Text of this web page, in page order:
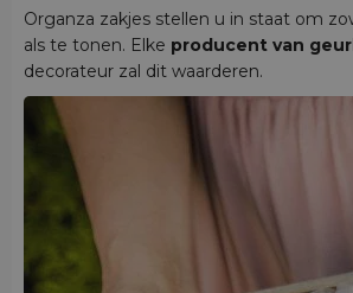
Organza zakjes stellen u in staat om
als te tonen. Elke producent van
decorateur zal dit waarderen.